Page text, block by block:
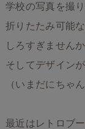
学校の写真を撮
折りたたみ可能
しろすぎません
そしてデザイン
（いまだにちゃ
最近はレトロブ